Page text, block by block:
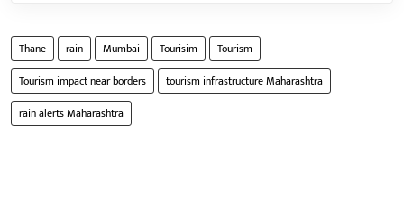
Thane rain Mumbai Tourisim
Tourism
Tourism impact near borders
tourism infrastructure Maharashtra
rain alerts Maharashtra